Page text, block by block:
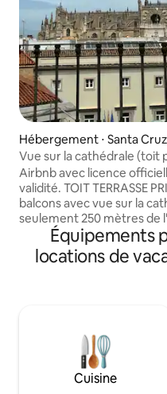
Hébergement ⋅ Santa Cruz
Vue sur la cathédrale (toit
Airbnb avec licence
validité. TOIT TERRASSE
balcons avec vue sur la
seulement 250 mètres de
Découvrez la ville à pied
conseiller sur les
la ville dans un quartier
ascenseur 💪🏻 Emplacement ♻️idéal
pour économiser de
taxis ! Il suffit de marcher !
Équipements
locations de
Cuisine